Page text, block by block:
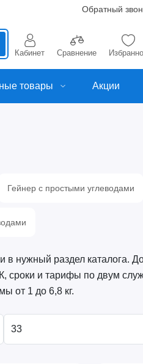
Обратный
Кабинет Сравнение
товары Акции
Гейнер с простыми углеводами
в нужный раздел каталога.
сроки и тарифы по двум
от 1 до 6,8 кг.